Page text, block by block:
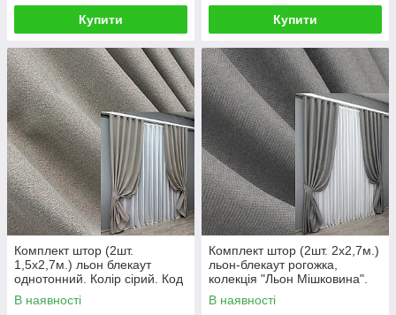
Купити Купити
Комплект штор (2шт.
1,5х2,7м.) льон блекаут
однотонний. Колір сірий. Код
1798ш 33-0765
В наявності
Комплект штор (2шт. 2х2,7м.)
льон-блекаут рогожка,
колекція "Льон Мішковина".
Колір сірий. Код 1797ш 32-
105
В наявності